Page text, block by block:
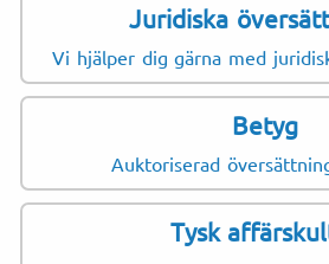
Juridiska
Vi hjälper dig gärna med
Betyg
Auktoriserad
Tysk